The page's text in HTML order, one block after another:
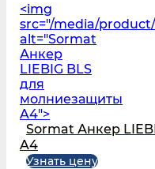
<img
src="/media/
alt="Sormat
Анкер
LIEBIG BLS
для
молниезащиты
A4">
Sormat Анкер
A4
Узнать цену